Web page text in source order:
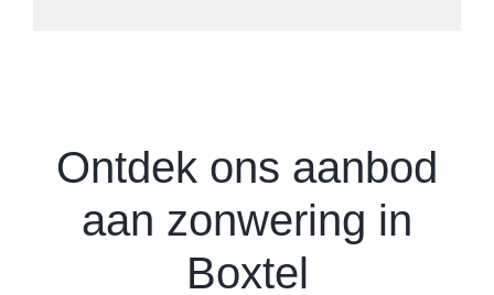
Ontdek ons aanbod
aan zonwering in
Boxtel